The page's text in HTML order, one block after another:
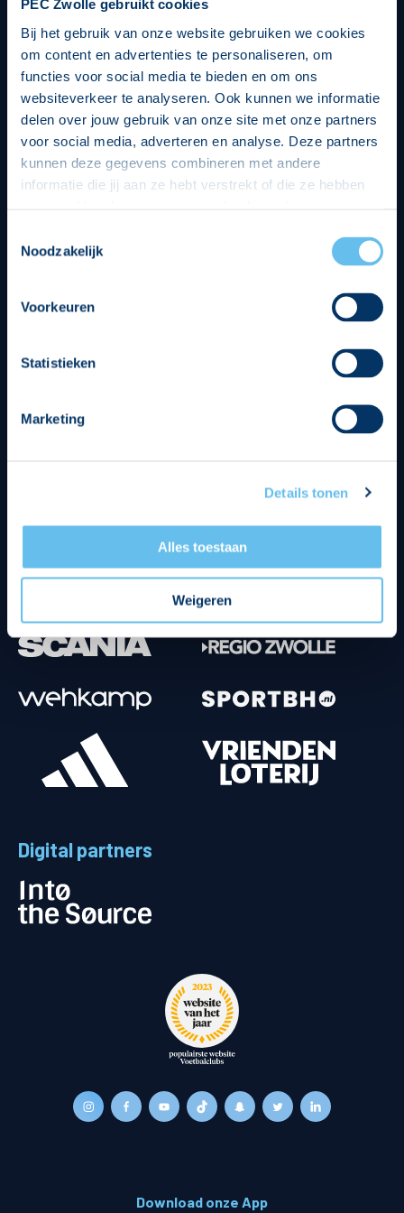
PEC Zwolle gebruikt cookies
Bij het gebruik van onze website gebruiken we cookies
om content en advertenties te personaliseren, om
functies voor social media te bieden en om ons
websiteverkeer te analyseren. Ook kunnen we informatie
delen over jouw gebruik van onze site met onze partners
voor social media, adverteren en analyse. Deze partners
kunnen deze gegevens combineren met andere
informatie die jij aan ze hebt verstrekt of die ze hebben
op een veilige en integere wijze. Je kunt je toestemming
beheren op de privacy- en cookieverklaring pagina.
Noodzakelijk
Voorkeuren
Statistieken
Marketing
Details tonen
Alles toestaan
Weigeren
Digital partners
Download onze App